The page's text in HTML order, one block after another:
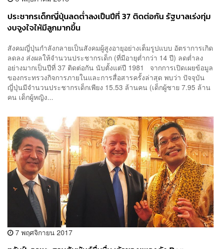
ประชากรเด็กญี่ปุ่นลดต่ำลงเป็นปีที่ 37 ติดต่อกัน รัฐบาลเร่งทุ่ม
งบจูงใจให้มีลูกมากขึ้น
สังคมญี่ปุ่นกำลังกลายเป็นสังคมผู้สูงอายุอย่างเต็มรูปแบบ อัตราการเกิด
ลดลง ส่งผลให้จำนวนประชากรเด็ก (ที่มีอายุต่ำกว่า 14 ปี) ลดต่ำลง
อย่างมากเป็นปีที่ 37 ติดต่อกัน นับตั้งแต่ปี 1981 จากการเปิดเผยข้อมูล
ของกระทรวงกิจการภายในและการสื่อสารครั้งล่าสุด พบว่า ปัจจุบัน
ญี่ปุ่นมีจำนวนประชากรเด็กเพียง 15.53 ล้านคน (เด็กผู้ชาย 7.95 ล้าน
คน เด็กผู้หญิง...
7 พฤศจิกายน 2017